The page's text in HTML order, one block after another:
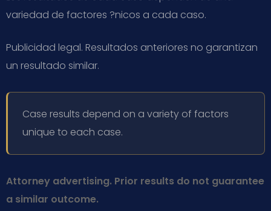
variedad de factores ?nicos a cada caso.
Publicidad legal. Resultados anteriores no garantizan
un resultado similar.
Case results depend on a variety of factors
unique to each case.
Attorney advertising. Prior results do not guarantee
a similar outcome.